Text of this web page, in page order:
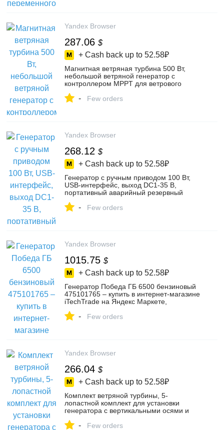
Yandex Browser
287.06 $
+ Cash back up to 52.58₽
Магнитная ветряная турбина 500 Вт,
небольшой ветряной генератор с
контроллером MPPT для ветрового
12 В – купить в интернет-магазине
- Few orders
Yandex Browser
268.12 $
+ Cash back up to 52.58₽
Генератор с ручным приводом 100 Вт,
USB-интерфейс, выход DC1-35 В,
портативный аварийный резервный
использования на открытом воздухе –
- Few orders
Yandex Browser
1015.75 $
+ Cash back up to 52.58₽
Генератор Победа ГБ 6500 бензиновый
475101765 – купить в интернет-магазине
iTechTrade на Яндекс Маркете,
- Few orders
Yandex Browser
266.04 $
+ Cash back up to 52.58₽
Комплект ветряной турбины, 5-
лопастной комплект для установки
генератора с вертикальными осями и
интернет-магазине SputnikStore на
- Few orders